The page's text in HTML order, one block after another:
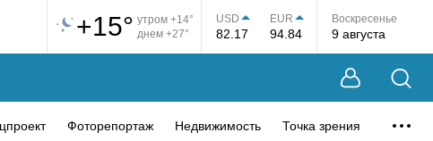
+15° утром +14°
днем +27°
USD
82.17
EUR
94.84
Воскресенье
9 августа
Фоторепортаж Недвижимость Точка зрения